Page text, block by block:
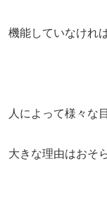
機能していなけれ
人によって様々な
大きな理由はおそ